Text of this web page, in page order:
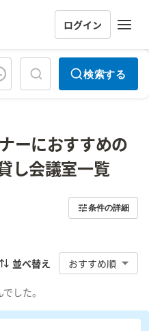
ログイン
検索する
ーにおすすめの
し会議室一覧
条件の詳細
並べ替え おすすめ順
した。